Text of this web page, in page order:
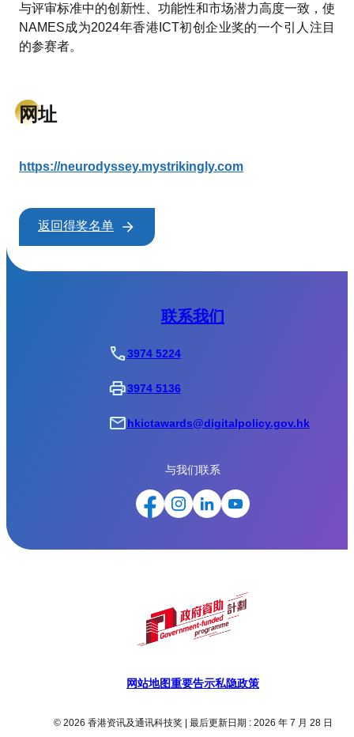
与评审标准中的创新性、功能性和市场潜力高度一致，使
NAMES成为2024年香港ICT初创企业奖的一个引人注目
的参赛者。
网址
https://neurodyssey.mystrikingly.com
返回得奖名单
联系我们
3974 5224
3974 5136
hkictawards@digitalpolicy.gov.hk
与我们联系
网站地图重要告示私隐政策
© 2026 香港资讯及通讯科技奖 | 最后更新日期 : 2026 年 7 月 28 日